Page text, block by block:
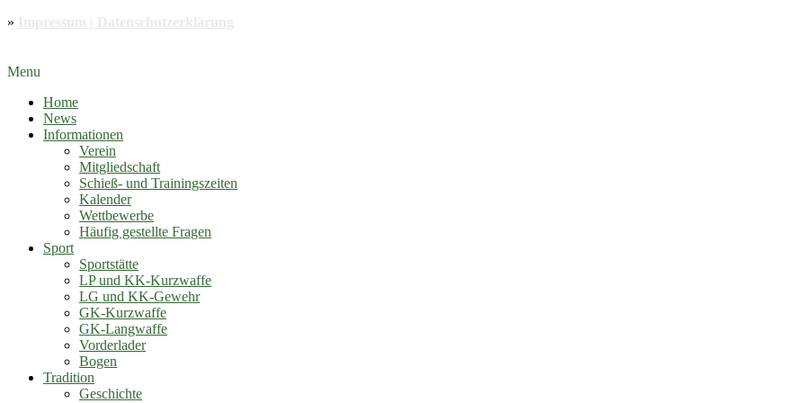
»
Menu
Home
News
Informationen
Verein
Mitgliedschaft
Schieß- und Trainingszeiten
Kalender
Wettbewerbe
Häufig gestellte Fragen
Sport
Sportstätte
LP und KK-Kurzwaffe
LG und KK-Gewehr
GK-Kurzwaffe
GK-Langwaffe
Vorderlader
Bogen
Tradition
Geschichte